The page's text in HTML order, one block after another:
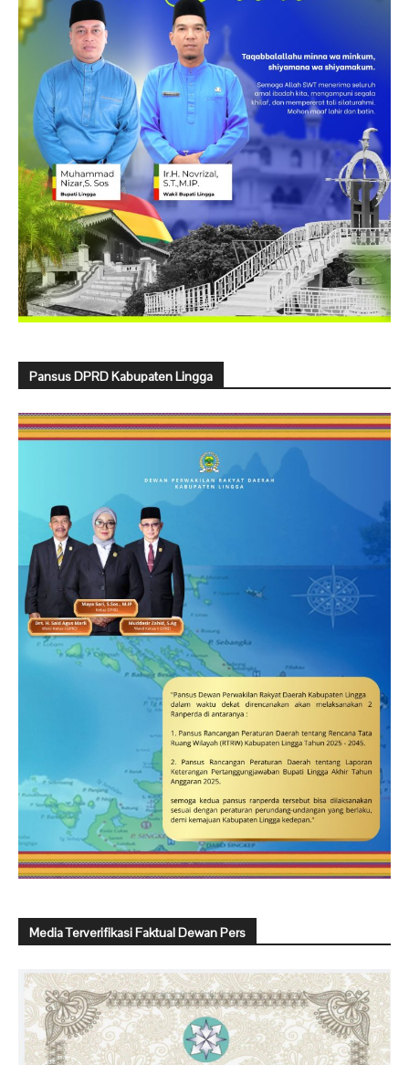
Pansus DPRD Kabupaten Lingga
Media Terverifikasi Faktual Dewan Pers